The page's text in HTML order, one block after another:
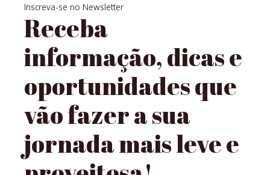
Inscreva-se no Newsletter
Receba
informação, dicas e
oportunidades que
vão fazer a sua
jornada mais leve e